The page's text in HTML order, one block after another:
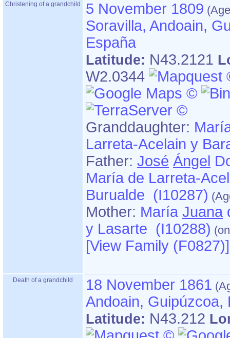
Christening of a grandchild
5 November 1809
Soravilla, Andoain,
España
Latitude: N43.2121
W2.0344
Granddaughter:
Larreta-Acelain y
Father: José Ángel
María de Larreta-
Burualde (I10287)
Mother: María Juana
y Lasarte (I10288)
‎[View Family ‎(F0827)‎‎]
Death of a grandchild
18 November 1861
Andoain, Guipúzcoa,
Latitude: N43.212